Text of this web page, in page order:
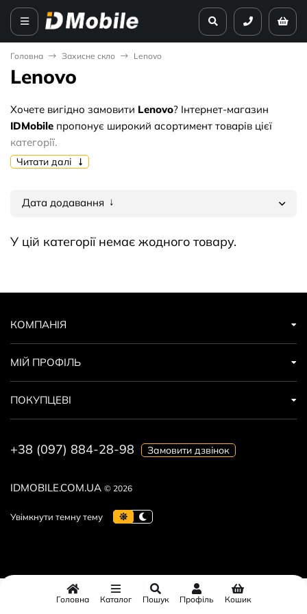
Головна Захисне скло Lenovo
Lenovo
Хочете вигідно замовити Lenovo? Інтернет-магазин
IDMobile пропонує широкий асортимент товарів цієї
категорії.
Чому варто купувати у нас:
✅ Тільки перевірена якість та гарантія.
Обирайте найкраще оптом — замовляйте Lenovo
Читати далі
Дата додавання
У цій категорії немає жодного товару.
IDMOBILE.COM.UA © 2026
КОМПАНІЯ
МІЙ ПРОФІЛЬ
ПОКУПЦЕВІ
+38 (097) 884-28-98 Замовити дзвінок
Головна Каталог Пошук Профіль Кошик